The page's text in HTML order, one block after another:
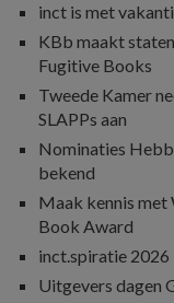
inct is met
KBb maakt
Fugitive Books
Tweede Kamer
SLAPPs aan
Nominaties
bekend
Maak kennis met
Book Award
inct.spiratie 2026
Uitgevers dagen